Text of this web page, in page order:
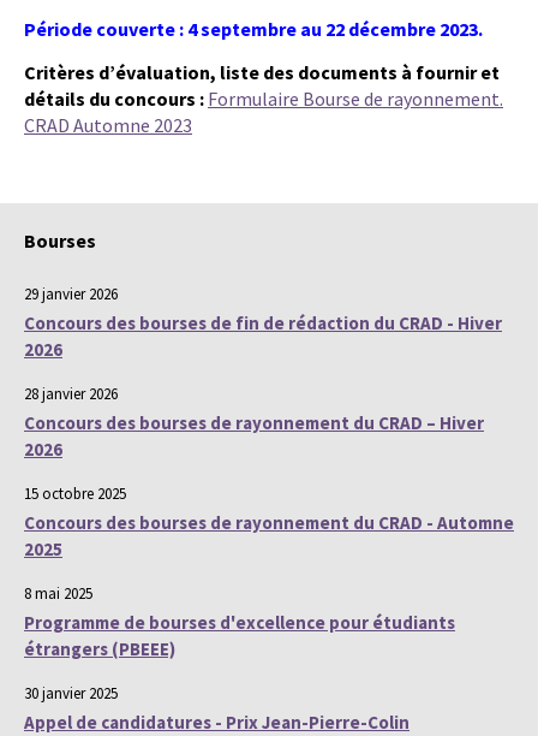
Période couverte : 4 septembre au 22 décembre 2023.
Critères d’évaluation, liste des documents à fournir et
détails du concours : Formulaire Bourse de rayonnement.
CRAD Automne 2023
Bourses
29 janvier 2026
Concours des bourses de fin de rédaction du CRAD - Hiver
2026
28 janvier 2026
Concours des bourses de rayonnement du CRAD – Hiver
2026
15 octobre 2025
Concours des bourses de rayonnement du CRAD - Automne
2025
8 mai 2025
Programme de bourses d'excellence pour étudiants
étrangers (PBEEE)
30 janvier 2025
Appel de candidatures - Prix Jean-Pierre-Colin